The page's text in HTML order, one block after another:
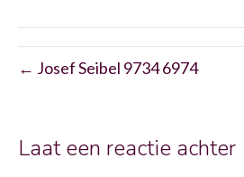
← Josef Seibel 9734 6974
Laat een reactie achter